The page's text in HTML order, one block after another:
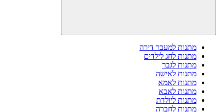
מתנות למעבר דירה
מתנות לחג לילדים
מתנות לגבר
מתנות לאישה
מתנות לאמא
מתנות לאבא
מתנות ליולדת
מתנות לחברה